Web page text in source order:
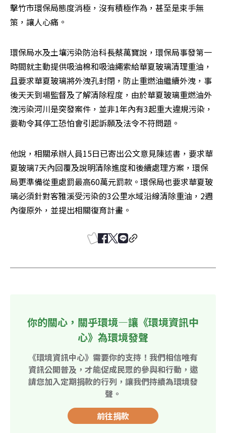
擊竹市環保局態度消極，沒有積極作為，甚至是束手無
策，讓人心痛。
環保局水及土壤污染防治科長蔡萬寶說，環保局事發第一
時間就主動提供吸油棉和吸油繩索給華夏玻璃清理重油，
且要求華夏玻璃將外洩孔封閉，防止重燃油繼續外洩，事
後天天到場監督及了解清除程度，由於華夏玻璃重燃油外
洩污染河川是突發案件，並非1年內有3起重大違規污染，
要勒令其停工恐怕會引起訴願及法令不符問題。
他說，相關承辦人員15日已寄出公文意見陳述書，要求華
夏玻璃7天內回覆及說明清除進度和後續處理方案，環保
局更準備從重處罰最高60萬元罰款。環保局也要求華夏玻
璃必須針對客雅溪受污染的3公里水域沿線清除重油，2週
內復原外，並提出相關復育計畫。
你的關心，關乎環境—讓《環境資訊中
心》為環境發聲
《環境資訊中心》需要你的支持！我們相信唯有
資訊公開普及，才能促成民眾的參與和行動，邀
請您加入定期捐款的行列，讓我們持續為環境發
聲。
前往捐款